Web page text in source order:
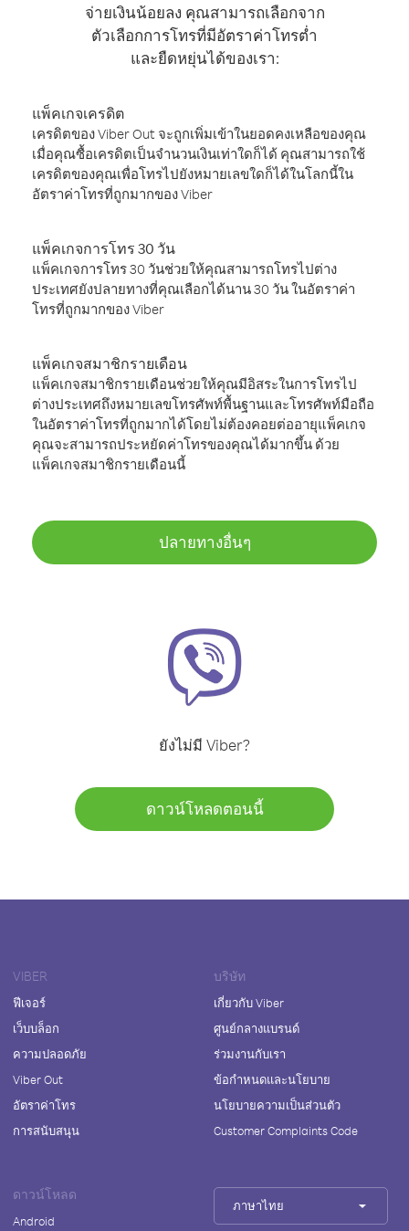
จ่ายเงินน้อยลง คุณสามารถเลือกจาก
ตัวเลือกการโทรที่มีอัตราค่าโทรต่ำ
และยืดหยุ่นได้ของเรา:
แพ็คเกจเครดิต
เครดิตของ Viber Out จะถูกเพิ่มเข้าในยอดคงเหลือของคุณ
เมื่อคุณซื้อเครดิตเป็นจำนวนเงินเท่าใดก็ได้ คุณสามารถใช้
เครดิตของคุณเพื่อโทรไปยังหมายเลขใดก็ได้ในโลกนี้ใน
อัตราค่าโทรที่ถูกมากของ Viber
แพ็คเกจการโทร 30 วัน
แพ็คเกจการโทร 30 วันช่วยให้คุณสามารถโทรไปต่าง
ประเทศยังปลายทางที่คุณเลือกได้นาน 30 วัน ในอัตราค่า
โทรที่ถูกมากของ Viber
แพ็คเกจสมาชิกรายเดือน
แพ็คเกจสมาชิกรายเดือนช่วยให้คุณมีอิสระในการโทรไป
ต่างประเทศถึงหมายเลขโทรศัพท์พื้นฐานและโทรศัพท์มือถือ
ในอัตราค่าโทรที่ถูกมากได้โดยไม่ต้องคอยต่ออายุแพ็คเกจ
คุณจะสามารถประหยัดค่าโทรของคุณได้มากขึ้น ด้วย
แพ็คเกจสมาชิกรายเดือนนี้
ปลายทางอื่นๆ
ยังไม่มี Viber?
ดาวน์โหลดตอนนี้
VIBER
ฟีเจอร์
เว็บบล็อก
ความปลอดภัย
Viber Out
อัตราค่าโทร
การสนับสนุน
บริษัท
เกี่ยวกับ Viber
ศูนย์กลางแบรนด์
ร่วมงานกับเรา
ข้อกำหนดและนโยบาย
นโยบายความเป็นส่วนตัว
Customer Complaints Code
ดาวน์โหลด
Android
ภาษาไทย